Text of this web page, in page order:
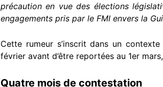
précaution en vue des élections
engagements pris par le FMI envers la
Cette rumeur s’inscrit dans un
février avant d’être reportées au 1er
Quatre mois de contestation